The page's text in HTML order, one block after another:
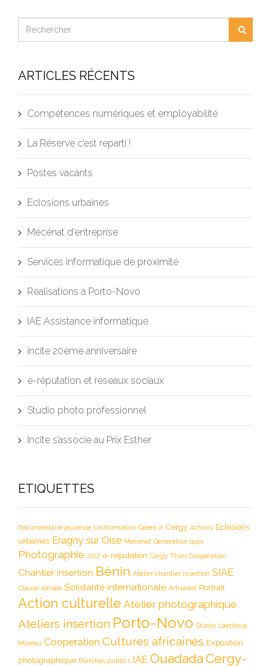
ARTICLES RÉCENTS
Compétences numériques et employabilité
La Réserve c’est reparti !
Postes vacants
Eclosions urbaines
Mécénat d’entreprise
Services informatique de proximité
Réalisations à Porto-Novo
IAE Assistance informatique
incite 20ème anniversaire
e-réputation et réseaux sociaux
Studio photo professionnel
Incite s’associe au Prix Esther
ETIQUETTES
Documentaire jeunesse Uniformation Green it Cergy Actions Eclosions
urbaines Eragny sur Oise Mecenat Generation quoi
Photographie 2017 e-reputation Cergy Thies Coopération
Chantier insertion Bénin Atelier chantier insertion SIAE
Clause sociale Solidarité internationale Artisanat Portrait
Action culturelle Atelier photographique
Ateliers insertion Porto-Novo Studio Laetiticia
Moreau Cooperation Cultures africaines Exposition
photographique Marchés publics IAE OuadadaCergy-